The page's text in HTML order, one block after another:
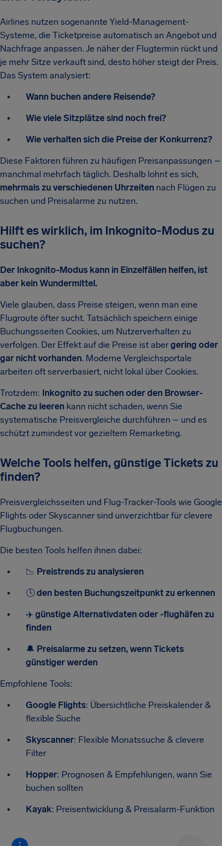
Airlines nutzen sogenannte Yield-Management-
Systeme, die Ticketpreise automatisch an Angebot und
Nachfrage anpassen. Je näher der Flugtermin rückt und
je mehr Sitze verkauft sind, desto höher steigt der Preis.
Das System analysiert:
Wann buchen andere Reisende?
Wie viele Sitzplätze sind noch frei?
Wie verhalten sich die Preise der Konkurrenz?
Diese Faktoren führen zu häufigen Preisanpassungen –
manchmal mehrfach täglich. Deshalb lohnt es sich,
mehrmals zu verschiedenen Uhrzeiten nach Flügen zu
suchen und Preisalarme zu nutzen.
Hilft es wirklich, im Inkognito-Modus zu
suchen?
Der Inkognito-Modus kann in Einzelfällen helfen, ist
aber kein Wundermittel.
Viele glauben, dass Preise steigen, wenn man eine
Flugroute öfter sucht. Tatsächlich speichern einige
Buchungsseiten Cookies, um Nutzerverhalten zu
verfolgen. Der Effekt auf die Preise ist abergering oder
gar nicht vorhanden. Moderne Vergleichsportale
arbeiten oft serverbasiert, nicht lokal über Cookies.
Trotzdem: Inkognito zu suchen oder den Browser-
Cache zu leeren kann nicht schaden, wenn Sie
systematische Preisvergleiche durchführen – und es
schützt zumindest vor gezieltem Remarketing.
Welche Tools helfen, günstige Tickets zu
finden?
Preisvergleichsseiten und Flug-Tracker-Tools wie Google
Flights oder Skyscanner sind unverzichtbar für clevere
Flugbuchungen.
Die besten Tools helfen ihnen dabei:
📉 Preistrends zu analysieren
🕓den besten Buchungszeitpunkt zu erkennen
✈️ günstige Alternativdaten oder -flughäfen zu
finden
🔔 Preisalarme zu setzen, wenn Tickets
günstiger werden
Empfohlene Tools:
Google Flights: Übersichtliche Preiskalender &
flexible Suche
Skyscanner: Flexible Monatssuche & clevere
Filter
Hopper: Prognosen & Empfehlungen, wann Sie
buchen sollten
Kayak: Preisentwicklung & Preisalarm-Funktion